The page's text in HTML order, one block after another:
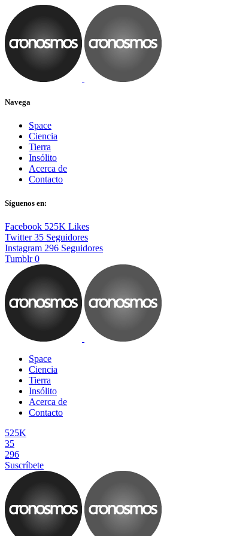
Navega
Space
Ciencia
Tierra
Insólito
Acerca de
Contacto
Síguenos en:
Facebook 525K Likes
Twitter 35 Seguidores
Instagram 296 Seguidores
Tumblr 0
Space
Ciencia
Tierra
Insólito
Acerca de
Contacto
525K
35
296
Suscríbete